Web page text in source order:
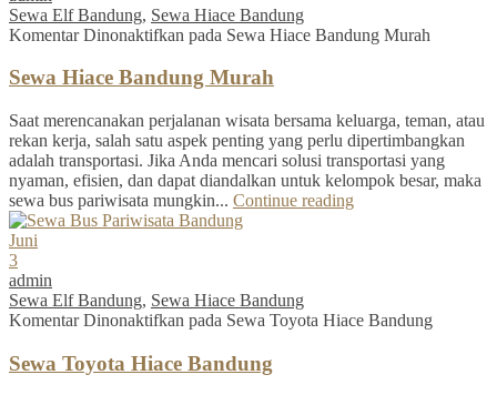
Sewa Elf Bandung, Sewa Hiace Bandung
Komentar Dinonaktifkan pada Sewa Hiace Bandung Murah
Sewa Hiace Bandung Murah
Saat merencanakan perjalanan wisata bersama keluarga, teman, atau
rekan kerja, salah satu aspek penting yang perlu dipertimbangkan
adalah transportasi. Jika Anda mencari solusi transportasi yang
nyaman, efisien, dan dapat diandalkan untuk kelompok besar, maka
sewa bus pariwisata mungkin... Continue reading
Juni
3
admin
Sewa Elf Bandung, Sewa Hiace Bandung
Komentar Dinonaktifkan pada Sewa Toyota Hiace Bandung
Sewa Toyota Hiace Bandung